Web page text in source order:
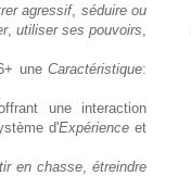
agressif, séduire ou
, utiliser ses pouvoirs
uneCaractéristique:
une interaction
d'Expérience et
en chasse,étreindre